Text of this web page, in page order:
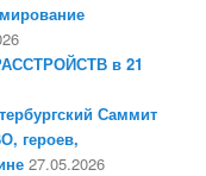
в 21
Саммит
героев,
27.05.2026